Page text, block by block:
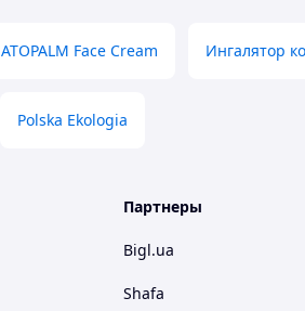
ATOPALM Face Cream Ингалятор
Polska Ekologia
Партнеры
Bigl.ua
Shafa